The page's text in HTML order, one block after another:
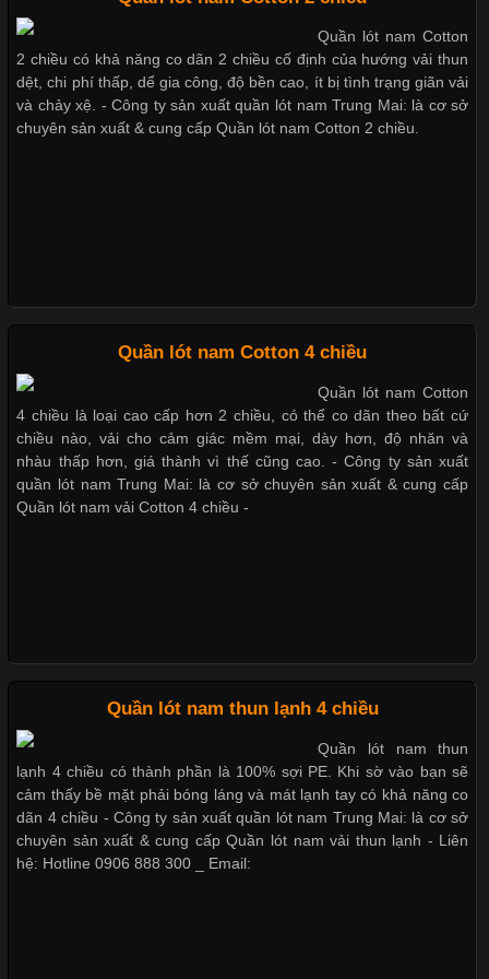
Chất Liệu Lycra Có Gì Đặc Biệt Trong Ngành Thời Trang?
Vải Lycra Là Gì? Chất Liệu Co Giãn Được Ưa Chuộng Trong
Chất Liệu Bamboo Xu Hướng Mới Trong Ngành Thời Trang
Cập nhật 2026-05-21 14:59:25
Trong những năm gần đây, vải Bamboo đang trở thành một
trong những chất liệu được yêu thích trong ngành thời trang
nhờ đặc tính mềm mại, thoáng khí và thân thiện với môi trường.
Không chỉ được ứng dụng trong quần áo thường ngày, loại vải
Cập nhật 2026-05-20 14:58:56
Vải thun là một trong những chất liệu được sử dụng rộng rãi
nhất trong ngành thời trang nhờ đặc tính co giãn, mềm mại và
thoải mái khi mặc. Từ áo thun, đồ thể thao cho đến đồ lót nam,
vải thun luôn đóng vai trò quan trọng trong quá trình sản xuất.
Hiện nay, nhu cầu tìm kiếm quần lót nam giá
Thị hiều quần lót nam bơi lội nam và nữ 2017
Mẫu quần lót nam giá rẻ sốt hè 2017
Những mẩu quần lót nam thông dụng hiện nay
Bộ sưu tập quần lót nam Boxer TpHCM
Dễ chịu hơn với quần lót nam giá rẻ vải Cotton 4 chiều
Quần lót nam Cotton
2 chiều có khả năng co dãn 2 chiều cố định của hướng vải thun
dệt, chi phí thấp, dể gia công, độ bền cao, ít bị tình trạng giãn vải
và chảy xệ. - Công ty sản xuất quần lót nam Trung Mai: là cơ sở
chuyên sản xuất & cung cấp Quần lót nam Cotton 2 chiều.
Quần lót nam Cotton 4 chiều
Quần lót nam Cotton
4 chiều là loại cao cấp hơn 2 chiều, có thể co dãn theo bất cứ
chiều nào, vải cho cảm giác mềm mại, dày hơn, độ nhăn và
nhàu thấp hơn, giá thành vì thế cũng cao. - Công ty sản xuất
quần lót nam Trung Mai: là cơ sở chuyên sản xuất & cung cấp
Quần lót nam vải Cotton 4 chiều -
Quần lót nam thun lạnh 4 chiều
Quần lót nam thun
lạnh 4 chiều có thành phần là 100% sợi PE. Khi sờ vào bạn sẽ
cảm thấy bề mặt phải bóng láng và mát lạnh tay có khả năng co
dãn 4 chiều - Công ty sản xuất quần lót nam Trung Mai: là cơ sở
chuyên sản xuất & cung cấp Quần lót nam vải thun lạnh - Liên
hệ: Hotline 0906 888 300 _ Email: